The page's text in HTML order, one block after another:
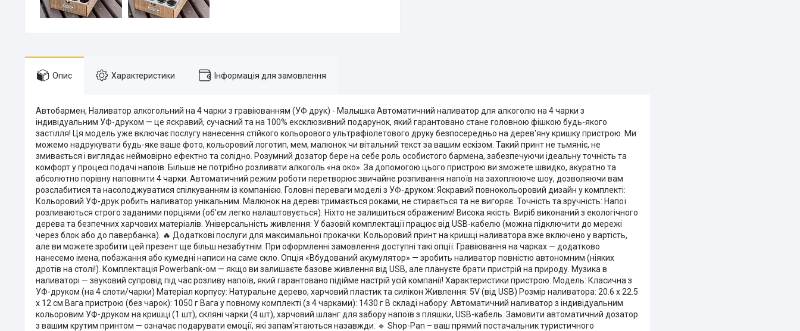
Опис Характеристики Інформація для замовлення
Автобармен, Наливатор алкогольний на 4 чарки з гравіюванням (УФ друк) - Малышка Автоматичний наливатор для алкоголю на 4 чарки з
індивідуальним УФ-друком — це яскравий, сучасний та на 100% ексклюзивний подарунок, який гарантовано стане головною фішкою будь-якого
застілля! Ця модель уже включає послугу нанесення стійкого кольорового ультрафіолетового друку безпосередньо на дерев'яну кришку пристрою. Ми
можемо надрукувати будь-яке ваше фото, кольоровий логотип, мем, малюнок чи вітальний текст за вашим ескізом. Такий принт не тьмяніє, не
змивається і виглядає неймовірно ефектно та солідно. Розумний дозатор бере на себе роль особистого бармена, забезпечуючи ідеальну точність та
комфорт у процесі подачі напоїв. Більше не потрібно розливати алкоголь «на око». За допомогою цього пристрою ви зможете швидко, акуратно та
абсолютно порівну наповнити 4 чарки. Автоматичний режим роботи перетворює звичайне розпивання напоїв на захоплююче шоу, дозволяючи вам
розслабитися та насолоджуватися спілкуванням із компанією. Головні переваги моделі з УФ-друком: Яскравий повнокольоровий дизайн у комплекті:
Кольоровий УФ-друк робить наливатор унікальним. Малюнок на дереві тримається роками, не стирається та не вигоряє. Точність та зручність: Напої
розливаються строго заданими порціями (об'єм легко налаштовується). Ніхто не залишиться ображеним! Висока якість: Виріб виконаний з екологічного
дерева та безпечних харчових матеріалів. Універсальність живлення: У базовій комплектації працює від USB-кабелю (можна підключити до мережі
через блок або до павербанка). 🔥 Додаткові послуги для максимальної прокачки: Кольоровий принт на кришці наливатора вже включено у вартість,
але ви можете зробити цей презент ще більш незабутнім. При оформленні замовлення доступні такі опції: Гравіювання на чарках — додатково
нанесемо імена, побажання або кумедні написи на саме скло. Опція «Вбудований акумулятор» — зробить наливатор повністю автономним (ніяких
дротів на столі!). Комплектація Powerbank-ом — якщо ви залишаєте базове живлення від USB, але плануєте брати пристрій на природу. Музика в
наливаторі — звуковий супровід під час розливу напоїв, який гарантовано підійме настрій усій компанії! Характеристики пристрою: Модель: Класична з
УФ-друком (на 4 слоти/чарки) Матеріал корпусу: Натуральне дерево, харчовий пластик та силікон Живлення: 5V (від USB) Розмір наливатора: 20.6 х 22.5
х 12 см Вага пристрою (без чарок): 1050 г Вага у повному комплекті (з 4 чарками): 1430 г В складі набору: Автоматичний наливатор з індивідуальним
кольоровим УФ-друком на кришці (1 шт), скляні чарки (4 шт), харчовий шланг для забору напоїв з пляшки, USB-кабель. Замовити автоматичний дозатор
з вашим крутим принтом — означає подарувати емоції, які запам'ятаються назавжди. 🔹 Shop-Pan – ваш прямий постачальник туристичного